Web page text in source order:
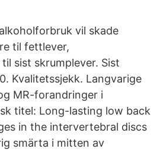
vil skade
til fettlever,
sist skrumplever. Sist
Kvalitetssjekk. Langvarige
MR-forandringer i
titel: Long-lasting low back
in the intervertebral discs
smärta i mitten av